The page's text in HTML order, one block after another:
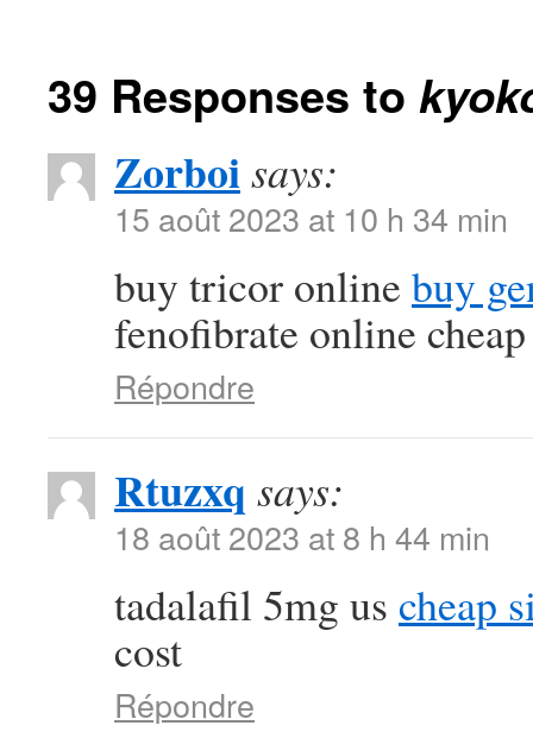
39 Responses to
Zorboisays:
15 août 2023 at 10 h 34 min
buy tricor online buy
fenofibrate online cheap
Répondre
Rtuzxq says:
18 août 2023 at 8 h 44 min
tadalafil 5mg us cheap
cost
Répondre